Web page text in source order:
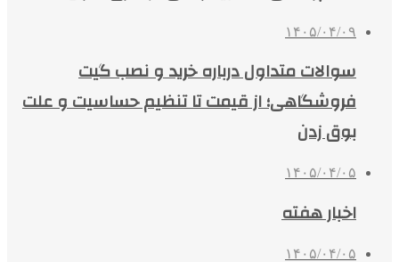
۱۴۰۵/۰۴/۰۹
سوالات متداول درباره خرید و نصب گیت
فروشگاهی؛ از قیمت تا تنظیم حساسیت و علت
بوق زدن
۱۴۰۵/۰۴/۰۵
اخبار هفته
۱۴۰۵/۰۴/۰۵